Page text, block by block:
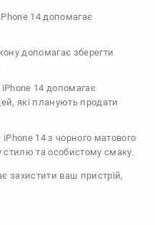
14 допомагає
допомагає зберегти
14 допомагає
які планують продати
14 з чорного матового
стилю та особистому смаку.
захистити ваш пристрій,